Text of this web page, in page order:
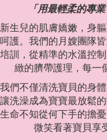
「用最輕柔的專
新生兒的肌膚嬌嫩，身
呵護。我們的月嫂團隊
培訓，從精準的水溫控
緻的臍帶護理，每一
我們不僅清洗寶貝的身
讓洗澡成為寶寶最放鬆
生命不知從何下手的擔
微笑看著寶貝享